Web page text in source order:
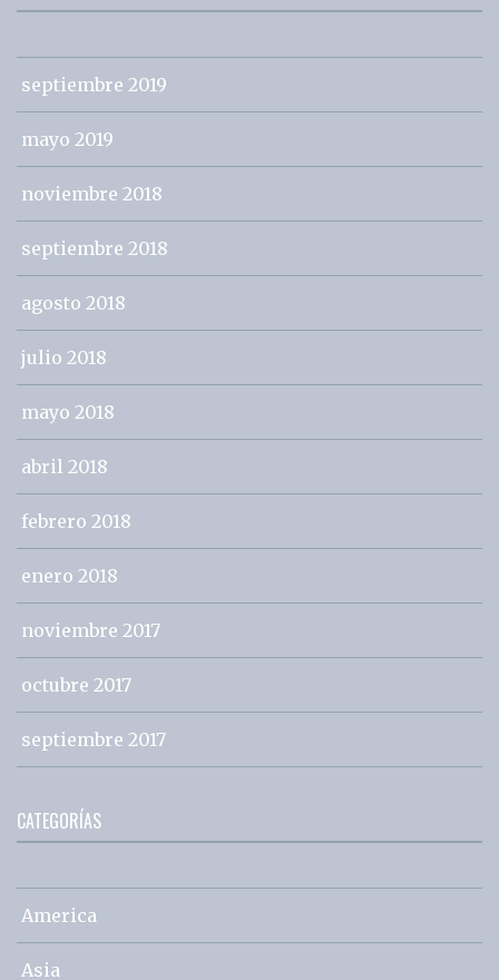
septiembre 2019
mayo 2019
noviembre 2018
septiembre 2018
agosto 2018
julio 2018
mayo 2018
abril 2018
febrero 2018
enero 2018
noviembre 2017
octubre 2017
septiembre 2017
CATEGORÍAS
America
Asia